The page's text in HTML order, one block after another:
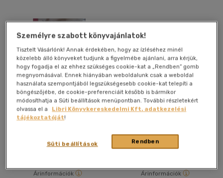
2 db szobanövényes
könyv: Nagy
növénytanácsadó +
Antikvár partner
Árinformációk
3 db Natur in der Tasche:
Gewürzpflanzen + Grüne
Antikvár partner
Árinformációk
Személyre szabott könyvajánlatok!
Tisztelt Vásárlónk! Annak érdekében, hogy az ízléséhez minél
közelebb álló könyveket tudjunk a figyelmébe ajánlani, arra kérjük,
hogy fogadja el az ehhez szükséges cookie-kat a „Rendben” gomb
megnyomásával. Ennek hiányában weboldalunk csak a weboldal
használata szempontjából legszükségesebb cookie-kat telepíti a
böngészőjébe, de cookie-preferenciáit később is bármikor
módosíthatja a Süti beállítások menüpontban. További részletekért
olvassa el a
Libri Könyvkereskedelmi Kft. adatkezelési
tájékoztatóját!
Rendben
Süti beállítások